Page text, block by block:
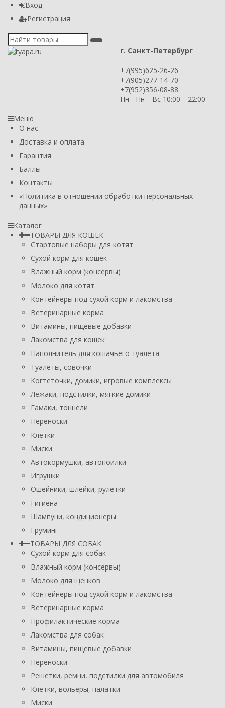
Вход
Регистрация
г. Санкт-Петербург
+7(995)625-26-26
+7(905)277-14-70
+7(952)356-08-88
Пн - Пн—Вс 10:00—22:00
Меню
О нас
Доставка и оплата
Гарантия
Баллы
Контакты
​«Политика в отношении обработки персональных
данных»
Каталог
ТОВАРЫ ДЛЯ КОШЕК
Стартовые наборы для котят
Сухой корм для кошек
Влажный корм (консервы)
Молоко для котят
Контейнеры под сухой корм и лакомства
Ветеринарные корма
Витамины, пищевые добавки
Лакомства для кошек
Наполнитель для кошачьего туалета
Туалеты, совочки
Когтеточки, домики, игровые комплексы
Лежаки, подстилки, мягкие домики
Гамаки, тоннели
Переноски
Клетки
Миски
Автокормушки, автопоилки
Игрушки
Ошейники, шлейки, рулетки
Гигиена
Шампуни, кондиционеры
Груминг
ТОВАРЫ ДЛЯ СОБАК
Сухой корм для собак
Влажный корм (консервы)
Молоко для щенков
Контейнеры под сухой корм и лакомства
Ветеринарные корма
Профилактические корма
Лакомства для собак
Витамины, пищевые добавки
Переноски
Решетки, ремни, подстилки для автомобиля
Клетки, вольеры, палатки
Миски